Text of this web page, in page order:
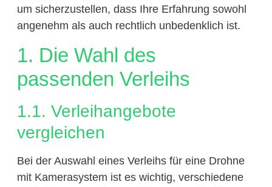
um sicherzustellen, dass Ihre Erfahrung sowohl
angenehm als auch rechtlich unbedenklich ist.
1. Die Wahl des
passenden Verleihs
1.1. Verleihangebote
vergleichen
Bei der Auswahl eines Verleihs für eine Drohne
mit Kamerasystem ist es wichtig, verschiedene